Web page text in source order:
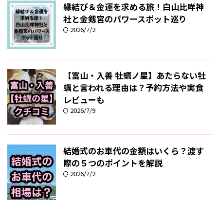
縁結び＆金運を求める旅！白山比咩神
社と金剱宮のパワースポット巡り
2026/7/2
【富山・入善 牡蠣ノ星】あたらない牡
蠣と言われる理由は？予約方法や実食
レビューも
2026/7/9
結婚式のお車代の金額はいくら？渡す
際の５つのポイントを解説
2026/7/2